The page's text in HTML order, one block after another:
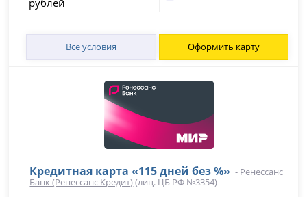
Все условия Оформить карту
Кредитная карта «115 дней без %» - Ренессанс
Банк (Ренессанс Кредит)(лиц. ЦБ РФ №3354)